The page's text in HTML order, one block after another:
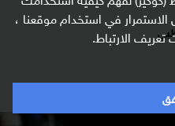
في استخدام موقعنا ،
الارتباط.